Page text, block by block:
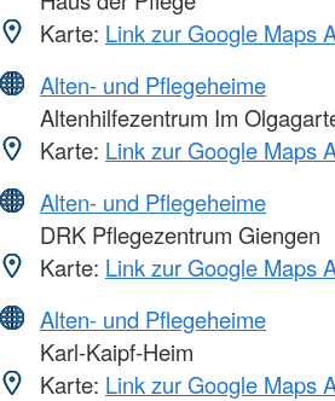
Karte: Link zur Google Maps
Alten- und Pflegeheime
Altenhilfezentrum Im
Karte: Link zur Google Maps
Alten- und Pflegeheime
DRK Pflegezentrum Giengen
Karte: Link zur Google Maps
Alten- und Pflegeheime
Karl-Kaipf-Heim
Karte: Link zur Google Maps